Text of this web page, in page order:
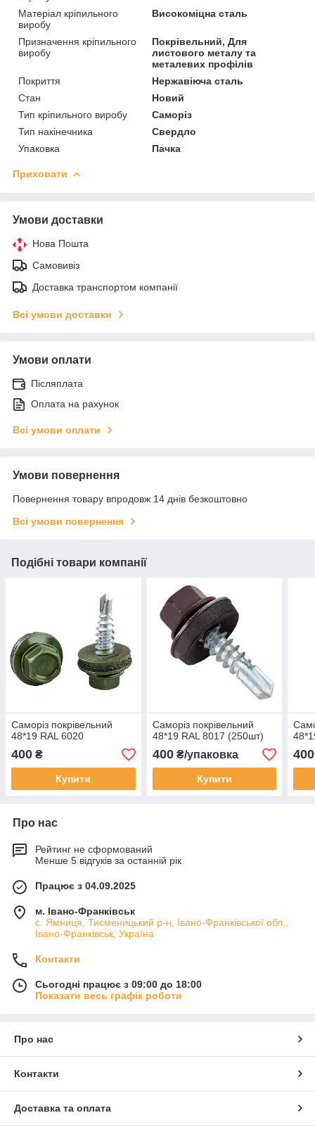
Матеріал кріпильного
виробу
Високоміцна сталь
Призначення кріпильного
виробу
Покрівельний, Для
листового металу та
металевих профілів
Покриття
Нержавіюча сталь
Стан
Новий
Тип кріпильного виробу
Саморіз
Тип накінечника
Свердло
Упаковка
Пачка
Приховати
Умови доставки
Нова Пошта
Самовивіз
Доставка транспортом компанії
Всі умови доставки
Умови оплати
Післяплата
Оплата на рахунок
Всі умови оплати
Умови повернення
Повернення товару впродовж 14 днів безкоштовно
Всі умови повернення
Подібні товари компанії
Саморіз покрівельний
48*19 RAL 6020
400 ₴
Купити
Саморіз покрівельний
48*19 RAL 8017 (250шт)
400₴/упаковка
Купити
400
Про нас
Рейтинг не сформований
Менше 5 відгуків за останній рік
Працює з 04.09.2025
м. Івано-Франківськ
с. Ямниця, Тисменицький р-н, Івано-Франківської обл.,
Івано-Франківськ, Україна
Контакти
Сьогодні працює з 09:00 до 18:00
Показати весь графік роботи
Про нас
Контакти
Доставка та оплата